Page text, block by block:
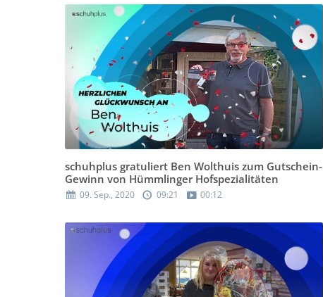
schuhplus gratuliert Ben Wolthuis zum Gutschein-
Gewinn von Hümmlinger Hofspezialitäten
09. Sep., 2020 09:21 00:12